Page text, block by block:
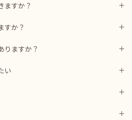
ますか？
すか？
りますか？
い